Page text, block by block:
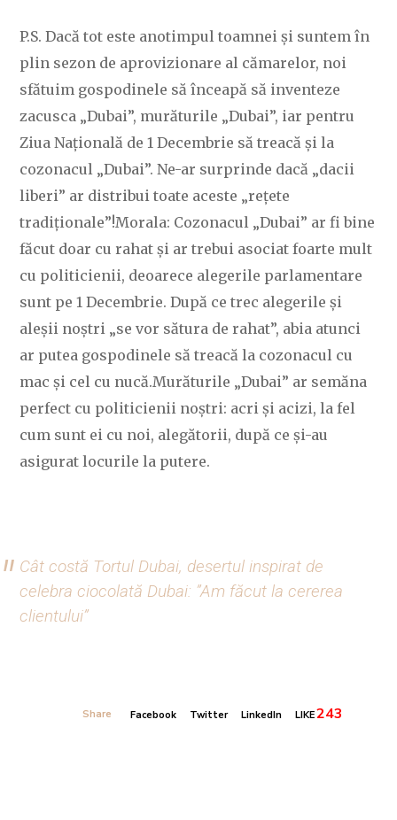
P.S. Dacă tot este anotimpul toamnei și suntem în
plin sezon de aprovizionare al cămarelor, noi
sfătuim gospodinele să înceapă să inventeze
zacusca „Dubai”, murăturile „Dubai”, iar pentru
Ziua Națională de 1 Decembrie să treacă și la
cozonacul „Dubai”. Ne-ar surprinde dacă „dacii
liberi” ar distribui toate aceste „rețete
tradiționale”!Morala: Cozonacul „Dubai” ar fi bine
făcut doar cu rahat și ar trebui asociat foarte mult
cu politicienii, deoarece alegerile parlamentare
sunt pe 1 Decembrie. După ce trec alegerile și
aleșii noștri „se vor sătura de rahat”, abia atunci
ar putea gospodinele să treacă la cozonacul cu
mac și cel cu nucă.Murăturile „Dubai” ar semăna
perfect cu politicienii noștri: acri și acizi, la fel
cum sunt ei cu noi, alegătorii, după ce și-au
asigurat locurile la putere.
Cât costă Tortul Dubai, desertul inspirat de
celebra ciocolată Dubai: ”Am făcut la cererea
clientului”
Share Facebook Twitter LinkedIn LIKE243